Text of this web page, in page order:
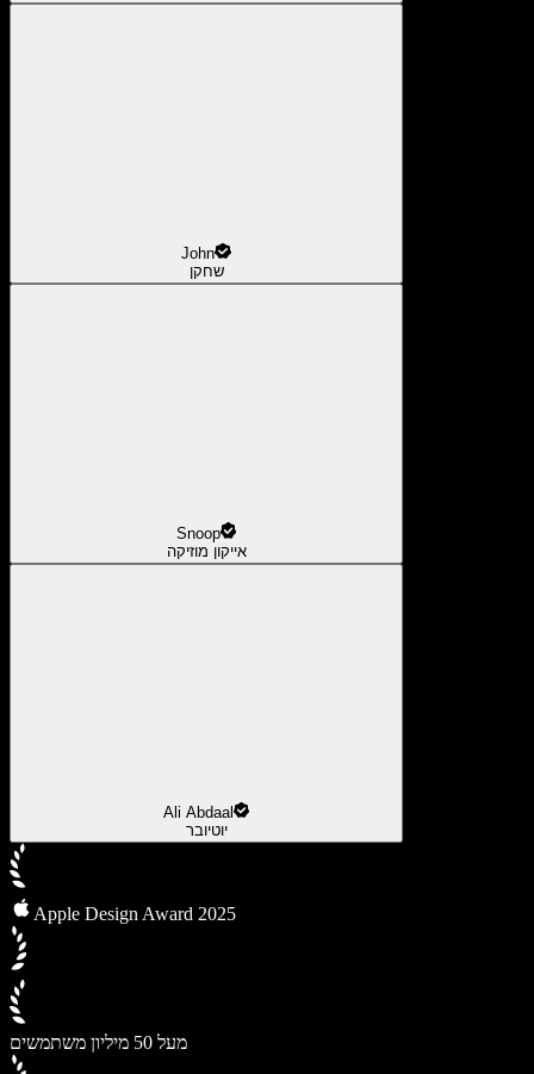
John
שחקן
Snoop
אייקון מוזיקה
Ali Abdaal
יוטיובר
Apple Design Award 2025
מעל 50 מיליון משתמשים